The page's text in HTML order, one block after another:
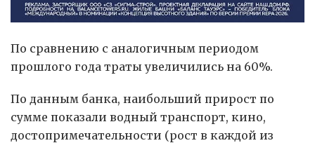
По сравнению с аналогичным периодом
прошлого года траты увеличились на 60%.
По данным банка, наибольший прирост по
сумме показали водный транспорт, кино,
достопримечательности (рост в каждой из